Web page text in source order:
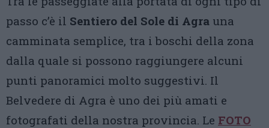
passo c’è il Sentiero del Sole di Agra una
camminata semplice, tra i boschi della zona
dalla quale si possono raggiungere alcuni
punti panoramici molto suggestivi. Il
Belvedere di Agra è uno dei più amati e
fotografati della nostra provincia. Le FOTO